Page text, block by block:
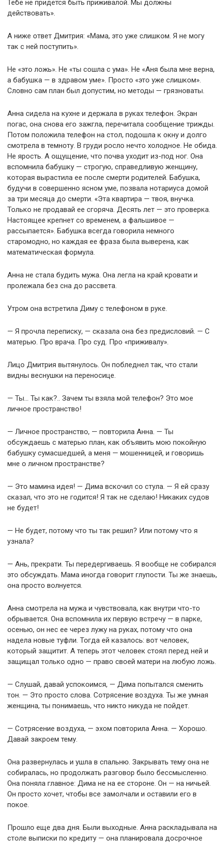
Тебе не придется быть приживалой. Мы должны
действовать».
А ниже ответ Дмитрия: «Мама, это уже слишком. Я не могу
так с ней поступить».
Не «это ложь». Не «ты сошла с ума». Не «Аня была мне верна,
а бабушка — в здравом уме». Просто «это уже слишком».
Словно сам план был допустим, но методы — грязноваты.
Анна сидела на кухне и держала в руках телефон. Экран
погас, она снова его зажгла, перечитала сообщение трижды.
Потом положила телефон на стол, подошла к окну и долго
смотрела в темноту. В груди росло нечто холодное. Не обида.
Не ярость. А ощущение, что почва уходит из-под ног. Она
вспомнила бабушку — строгую, справедливую женщину,
которая вырастила ее после смерти родителей. Бабушка,
будучи в совершенно ясном уме, позвала нотариуса домой
за три месяца до смерти. «Эта квартира — твоя, внучка.
Только не продавай ее сгоряча. Десять лет — это проверка.
Настоящее крепнет со временем, а фальшивое —
рассыпается». Бабушка всегда говорила немного
старомодно, но каждая ее фраза была выверена, как
математическая формула.
Анна не стала будить мужа. Она легла на край кровати и
пролежала без сна до рассвета.
Утром она встретила Диму с телефоном в руке.
— Я прочла переписку, — сказала она без предисловий. — С
матерью. Про врача. Про суд. Про «приживалу».
Лицо Дмитрия вытянулось. Он побледнел так, что стали
видны веснушки на переносице.
— Ты… Ты как?.. Зачем ты взяла мой телефон? Это мое
личное пространство!
— Личное пространство, — повторила Анна. — Ты
обсуждаешь с матерью план, как объявить мою покойную
бабушку сумасшедшей, а меня — мошенницей, и говоришь
мне о личном пространстве?
— Это мамина идея! — Дима вскочил со стула. — Я ей сразу
сказал, что это не годится! Я так не сделаю! Никаких судов
не будет!
— Не будет, потому что ты так решил? Или потому что я
узнала?
— Ань, прекрати. Ты передергиваешь. Я вообще не собирался
это обсуждать. Мама иногда говорит глупости. Ты же знаешь,
она просто волнуется.
Анна смотрела на мужа и чувствовала, как внутри что-то
обрывается. Она вспомнила их первую встречу — в парке,
осенью, он нес ее через лужу на руках, потому что она
надела новые туфли. Тогда ей казалось: вот человек,
который защитит. А теперь этот человек стоял перед ней и
защищал только одно — право своей матери на любую ложь.
— Слушай, давай успокоимся, — Дима попытался сменить
тон. — Это просто слова. Сотрясение воздуха. Ты же умная
женщина, ты понимаешь, что никто никуда не пойдет.
— Сотрясение воздуха, — эхом повторила Анна. — Хорошо.
Давай закроем тему.
Она развернулась и ушла в спальню. Закрывать тему она не
собиралась, но продолжать разговор было бессмысленно.
Она поняла главное: Дима не на ее стороне. Он — на ничьей.
Он просто хочет, чтобы все замолчали и оставили его в
покое.
Прошло еще два дня. Были выходные. Анна раскладывала на
столе выписки по кредиту — она планировала досрочное